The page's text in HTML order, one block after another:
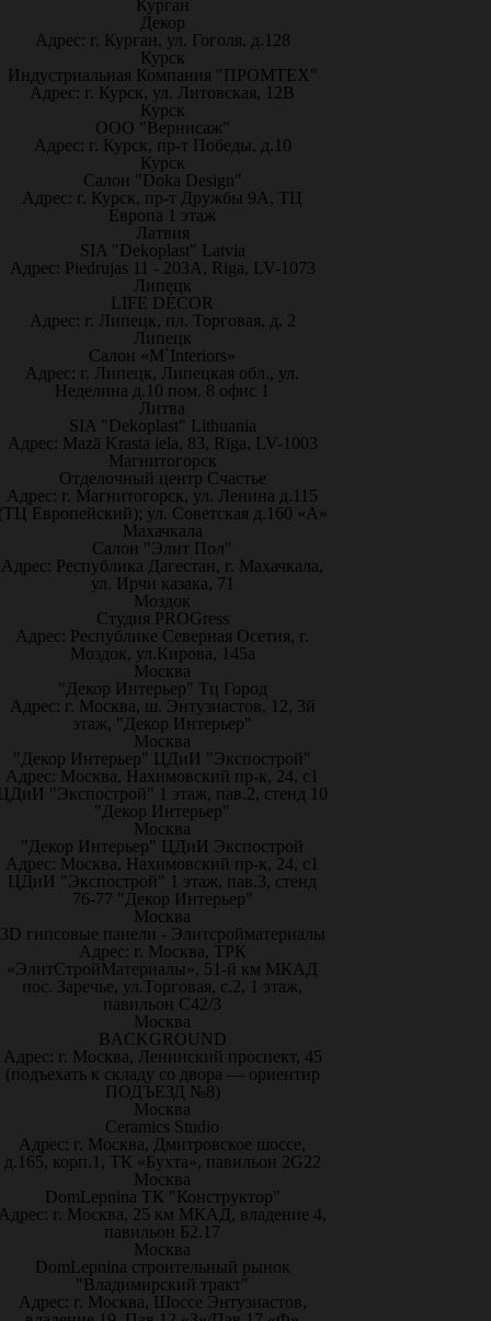
Курган
Декор
Адрес: г. Курган, ул. Гоголя, д.128
Курск
Индустриальная Компания "ПРОМТЕХ"
Адрес: г. Курск, ул. Литовская, 12В
Курск
ООО "Вернисаж"
Адрес: г. Курск, пр-т Победы, д.10
Курск
Салон "Doka Design"
Адрес: г. Курск, пр-т Дружбы 9А, ТЦ
Европа 1 этаж
Латвия
SIA "Dekoplast" Latvia
Адрес: Piedrujas 11 - 203A, Riga, LV-1073
Липецк
LIFE DÉCOR
Адрес: г. Липецк, пл. Торговая, д. 2
Липецк
Салон «M`Interiors»
Адрес: г. Липецк, Липецкая обл., ул.
Неделина д.10 пом. 8 офис 1
Литва
SIA "Dekoplast" Lithuania
Адрес: Mazā Krasta iela, 83, Rīga, LV-1003
Магнитогорск
Отделочный центр Счастье
Адрес: г. Магнитогорск, ул. Ленина д.115
Европейский); ул. Советская д.160 «А»
Махачкала
Салон "Элит Пол"
Адрес: Республика Дагестан, г. Махачкала,
ул. Ирчи казака, 71
Моздок
Студия PROGress
Адрес: Республике Северная Осетия, г.
Моздок, ул.Кирова, 145а
Москва
"Декор Интерьер" Тц Город
Адрес: г. Москва, ш. Энтузиастов, 12, 3й
этаж, "Декор Интерьер"
Москва
"Декор Интерьер" ЦДиИ "Экспострой"
Адрес: Москва, Нахимовский пр-к, 24, с1
"Экспострой" 1 этаж, пав.2, стенд 10
"Декор Интерьер"
Москва
"Декор Интерьер" ЦДиИ Экспострой
Адрес: Москва, Нахимовский пр-к, 24, с1
ЦДиИ "Экспострой" 1 этаж, пав.3, стенд
76-77 "Декор Интерьер"
Москва
3D гипсовые панели - Элитсройматериалы
Адрес: г. Москва, ТРК
«ЭлитСтройМатериалы», 51-й км МКАД
пос. Заречье, ул.Торговая, с.2, 1 этаж,
павильон С42/3
Москва
BACKGROUND
Адрес: г. Москва, Ленинский проспект, 45
(подъехать к складу со двора — ориентир
ПОДЪЕЗД №8)
Москва
Ceramics Studio
Адрес: г. Москва, Дмитровское шоссе,
д.165, корп.1, ТК «Бухта», павильон 2G22
Москва
DomLepnina ТК "Конструктор"
г. Москва, 25 км МКАД, владение 4,
павильон Б2.17
Москва
DomLepnina строительный рынок
"Владимирский тракт"
Адрес: г. Москва, Шоссе Энтузиастов,